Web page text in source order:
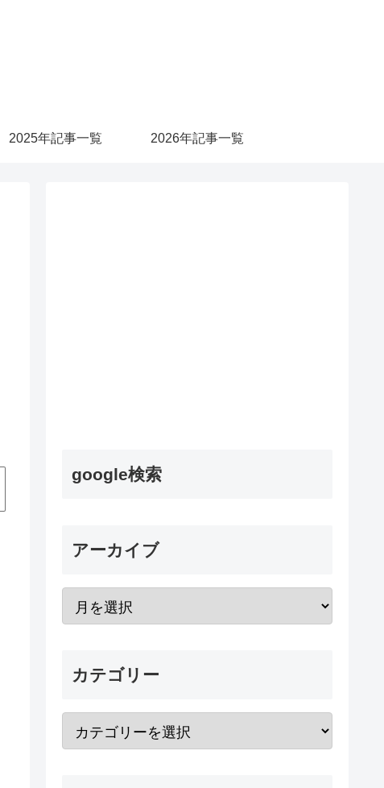
2025年記事一覧 2026年記事一覧
google検索
アーカイブ
カテゴリー